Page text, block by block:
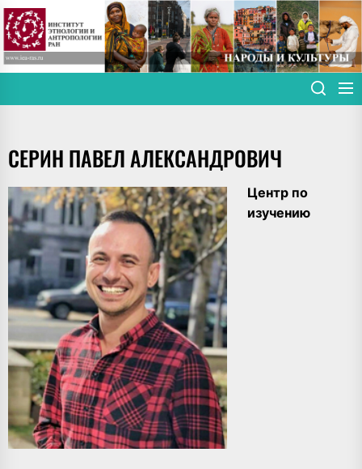
Skip
to
the
content
СЕРИН ПАВЕЛ АЛЕКСАНДРОВИЧ
Центр по
изучению